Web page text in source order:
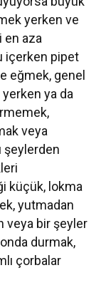
yerken ve
en aza
içerken pipet
eğmek, genel
ya da
veya
şeylerden
küçük, lokma
yutmadan
veya bir şeyler
durmak,
çorbalar